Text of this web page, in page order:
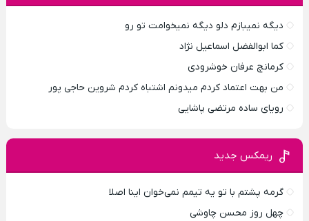
دیگه نمیبازم دلو دیگه نمیخوامت تو رو
کما ابوالفضل اسماعیل نژاد
کرمانچ عرفان خوشرودی
من بهت اعتماد کردم میدونم اشتباه کردم شروین حاجی پور
رویای ساده مرتضی پاشایی
ریمکس جدید
گرمه پشتم با تو یه تیمم نمی‌خوان اینا اصلا
چهل روز محسن چاوشی